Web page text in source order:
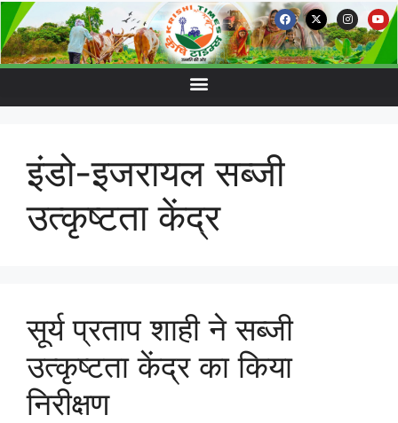
इंडो-इजरायल सब्जी
उत्कृष्टता केंद्र
सूर्य प्रताप शाही ने सब्जी
उत्कृष्टता केंद्र का किया
निरीक्षण